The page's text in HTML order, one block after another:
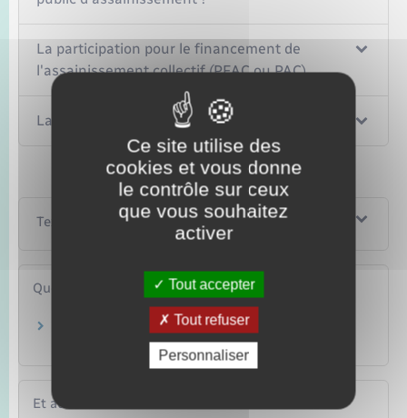
La participation pour le financement de
l'assainissement collectif (PFAC ou PAC)
La redevance d'assainissement collectif
Textes de référence
Questions ? Réponses !
Quelles démarches effectuer pour construire
un puits dans son jardin ?
Et aussi
Ce site utilise des
cookies et vous donne
le contrôle sur ceux
que vous souhaitez
activer
Tout accepter
Tout refuser
Personnaliser